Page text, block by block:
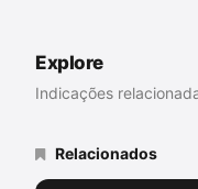
Explore
Indicações
Relacionados